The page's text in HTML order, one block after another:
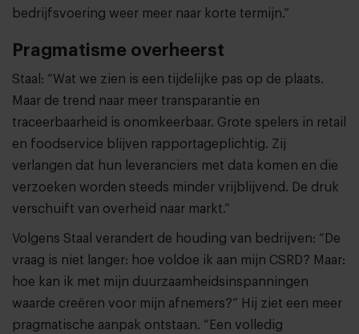
bedrijfsvoering weer meer naar korte termijn.”
Pragmatisme overheerst
Staal: “Wat we zien is een tijdelijke pas op de plaats.
Maar de trend naar meer transparantie en
traceerbaarheid is onomkeerbaar. Grote spelers in retail
en foodservice blijven rapportageplichtig. Zij
verlangen dat hun leveranciers met data komen en die
verzoeken worden steeds minder vrijblijvend. De druk
verschuift van overheid naar markt.”
Volgens Staal verandert de houding van bedrijven: “De
vraag is niet langer: hoe voldoe ik aan mijn CSRD? Maar:
hoe kan ik met mijn duurzaamheidsinspanningen
waarde creëren voor mijn afnemers?” Hij ziet een meer
pragmatische aanpak ontstaan. “Een volledig